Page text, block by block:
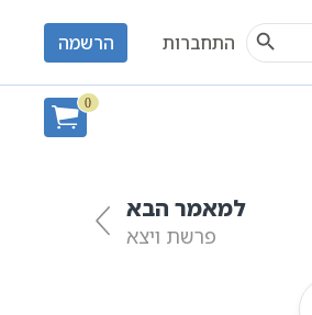
Search Button
התחברות הרשמה
0
למאמר הבא
פרשת ויצא